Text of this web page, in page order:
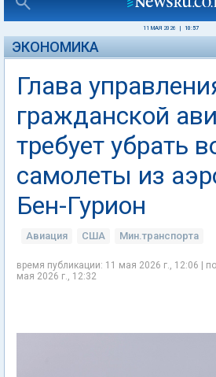
11 МАЯ 2026 10:57
ЭКОНОМИКА
Глава
гражданской
требует убрать
самолеты из
Бен-Гурион
Авиация США Мин.транспорта
время публикации: 11 мая 2026 г., 12:06 |
мая 2026 г., 12:32